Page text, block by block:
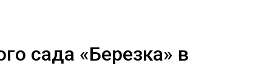
сада «Березка» в